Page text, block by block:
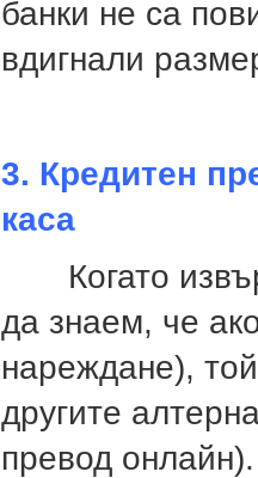
банки не са
вдигнали
3. Кредитен
каса
Когато
да знаем, че
нареждане),
другите
превод